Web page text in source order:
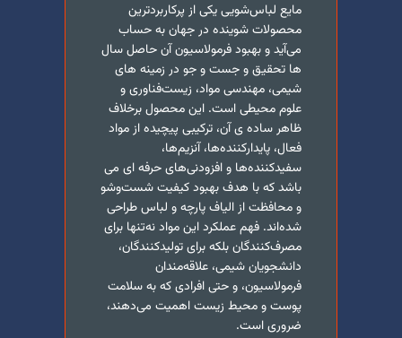
مایع لباس‌شویی یکی از پرکاربردترین
محصولات شوینده در جهان به حساب
می‌آید و بهبود فرمولاسیون آن حاصل سال
ها تحقیق و جست و جو در زمینه های
شیمی، مهندسی مواد، زیست‌فناوری و
علوم محیطی است. این محصول برخلاف
ظاهر ساده ی آن، ترکیبی پیچیده از مواد
فعال، پایدارکننده‌ها، آنزیم‌ها،
سفیدکننده‌ها و افزودنی‌های حرفه ای می
باشد که با هدف بهبود کیفیت شست‌وشو
و محافظت از الیاف پارچه و لباس طراحی
شده‌اند. فهم عملکرد این مواد نه‌تنها برای
مصرف‌کنندگان بلکه برای تولیدکنندگان،
دانشجویان شیمی، علاقه‌مندان
فرمولاسیون، و حتی افرادی که به سلامت
پوست و محیط زیست اهمیت می‌دهند،
ضروری است.